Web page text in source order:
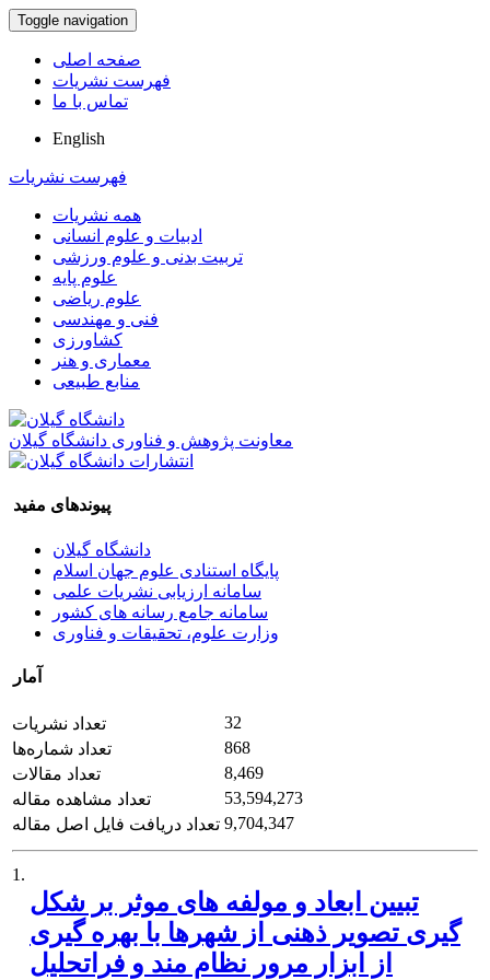
Toggle navigation
صفحه اصلی
فهرست نشریات
تماس با ما
English
فهرست نشریات
همه نشریات
ادبیات و علوم انسانی
تربیت بدنی و علوم ورزشی
علوم پایه
علوم ریاضی
فنی و مهندسی
کشاورزی
معماری و هنر
منابع طبیعی
معاونت پژوهش و فناوری دانشگاه گیلان
پیوندهای مفید
دانشگاه گیلان
پایگاه استنادی علوم جهان اسلام
سامانه ارزیابی نشریات علمی
سامانه جامع رسانه های کشور
وزارت علوم، تحقیقات و فناوری
آمار
تعداد نشریات
32
تعداد شماره‌ها
868
تعداد مقالات
8,469
تعداد مشاهده مقاله
53,594,273
تعداد دریافت فایل اصل مقاله 9,704,347
1.
تبیین ابعاد و مولفه های موثر بر شکل
گیری تصویر ذهنی از شهرها با بهره گیری
از ابزار مرور نظام مند و فراتحلیل